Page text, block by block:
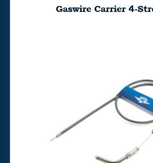
Gaswire Carrier 4-